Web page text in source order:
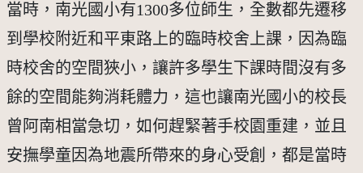
當時，南光國小有1300多位師生，全數都先遷移
到學校附近和平東路上的臨時校舍上課，因為臨
時校舍的空間狹小，讓許多學生下課時間沒有多
餘的空間能夠消耗體力，這也讓南光國小的校長
曾阿南相當急切，如何趕緊著手校園重建，並且
安撫學童因為地震所帶來的身心受創，都是當時